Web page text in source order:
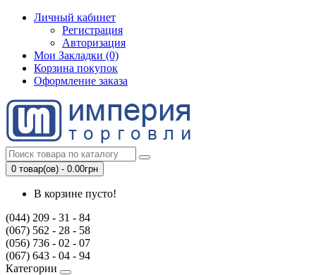
Личный кабинет
Регистрация
Авторизация
Мои Закладки (0)
Корзина покупок
Оформление заказа
0 товар(ов) - 0.00грн
В корзине пусто!
(044) 209 - 31 - 84
(067) 562 - 28 - 58
(056) 736 - 02 - 07
(067) 643 - 04 - 94
Категории